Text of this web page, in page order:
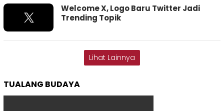
Welcome X, Logo Baru Twitter Jadi
Trending Topik
Lihat Lainnya
TUALANG BUDAYA